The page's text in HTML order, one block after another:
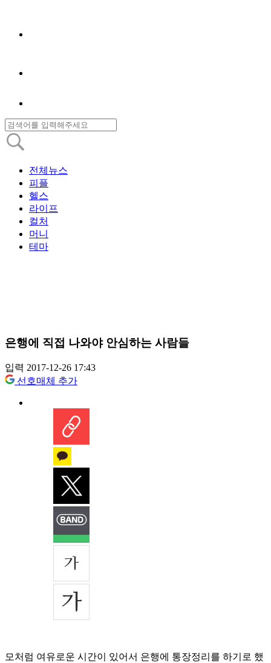
전체뉴스
피플
헬스
라이프
컬처
머니
테마
은행에 직접 나와야 안심하는 사람들
입력 2017-12-26 17:43
선호매체 추가
모처럼 여유로운 시간이 있어서 은행에 통장정리를 하기로 했